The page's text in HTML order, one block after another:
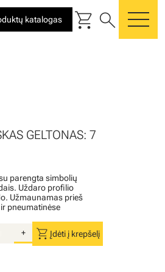
katalogas shopping_cart search
GELTONAS: 7
parengta simbolių
Uždaro profilio
Užmaunamas prieš
pneumatinėse
+ shopping_cart Įdėti į krepšelį